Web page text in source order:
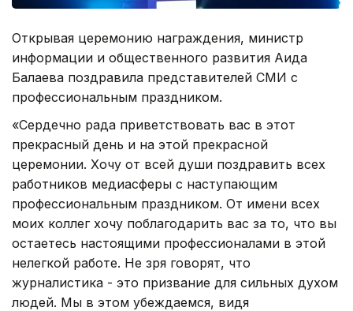
Открывая церемонию награждения, министр
информации и общественного развития Аида
Балаева поздравила представителей СМИ с
профессиональным праздником.
«Сердечно рада приветствовать вас в этот
прекрасный день и на этой прекрасной
церемонии. Хочу от всей души поздравить всех
работников медиасферы с наступающим
профессиональным праздником. От имени всех
моих коллег хочу поблагодарить вас за то, что вы
остаетесь настоящими профессионалами в этой
нелегкой работе. Не зря говорят, что
журналистика - это призвание для сильных духом
людей. Мы в этом убеждаемся, видя